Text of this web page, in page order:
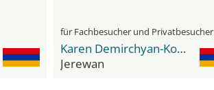
für Fachbesucher und Privatbesucher
Karen Demirchyan-Komplex
Jerewan